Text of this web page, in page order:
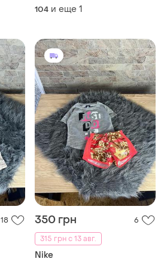
104 и еще 1
18
350 грн
6
315 грн с 13 авг.
Nike